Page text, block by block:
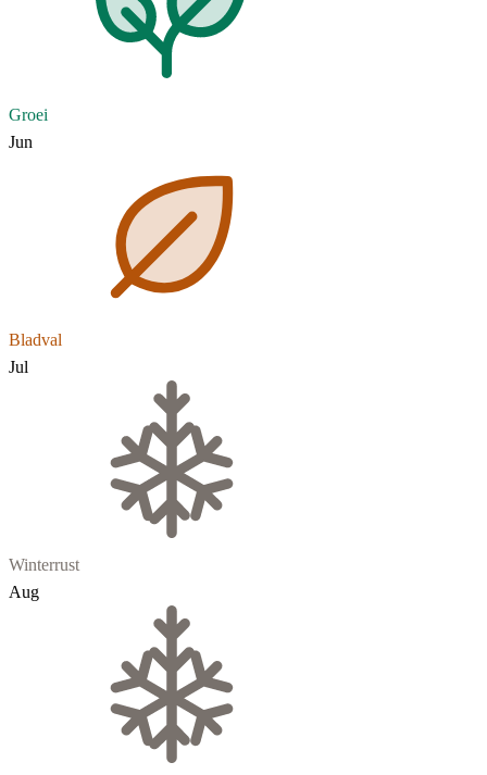
Groei
Jun
Bladval
Jul
Winterrust
Aug